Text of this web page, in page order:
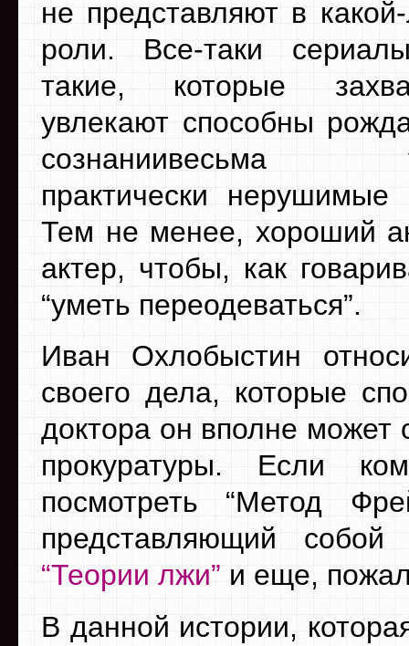
не представляют в
роли. Все-таки
такие, которые
увлекают способны
сознаниивесьма
практически нерушимые
Тем не менее, хороший
актер, чтобы, как
“уметь переодеваться”.
Иван Охлобыстин
своего дела, которые
доктора он вполне может
прокуратуры. Если
посмотреть “Метод
представляющий
“Теории лжи” и еще,
В данной истории,